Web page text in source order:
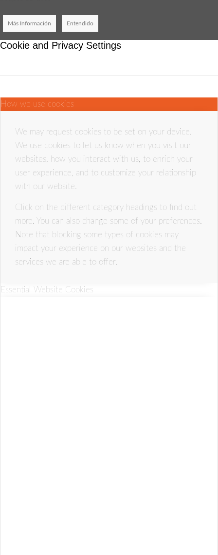
Más Información Entendido
Cookie and Privacy Settings
How we use cookies
We may request cookies to be set on your device.
We use cookies to let us know when you visit our
websites, how you interact with us, to enrich your
user experience, and to customize your relationship
with our website.
Click on the different category headings to find out
more. You can also change some of your preferences.
Note that blocking some types of cookies may
impact your experience on our websites and the
services we are able to offer.
Essential Website Cookies